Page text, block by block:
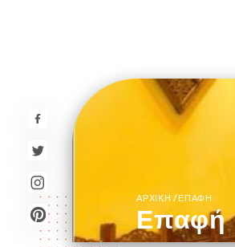
ΑΡΧΙΚΉ/ ΕΠΑΦΉ
Επαφή